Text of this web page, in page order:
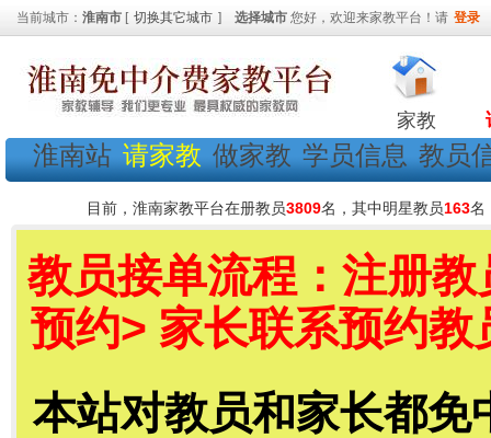
当前城市： 淮南市 [ 切换其它城市 ] 选择城市 您好，欢迎来家教平台！请 登录
家教
淮南站 请家教 做家教 学员信息 教员
目前，淮南家教平台在册教员3809名，其中明星教员163名
教员接单流程：注册
预约> 家长联系预约教
本站对教员和家长都免